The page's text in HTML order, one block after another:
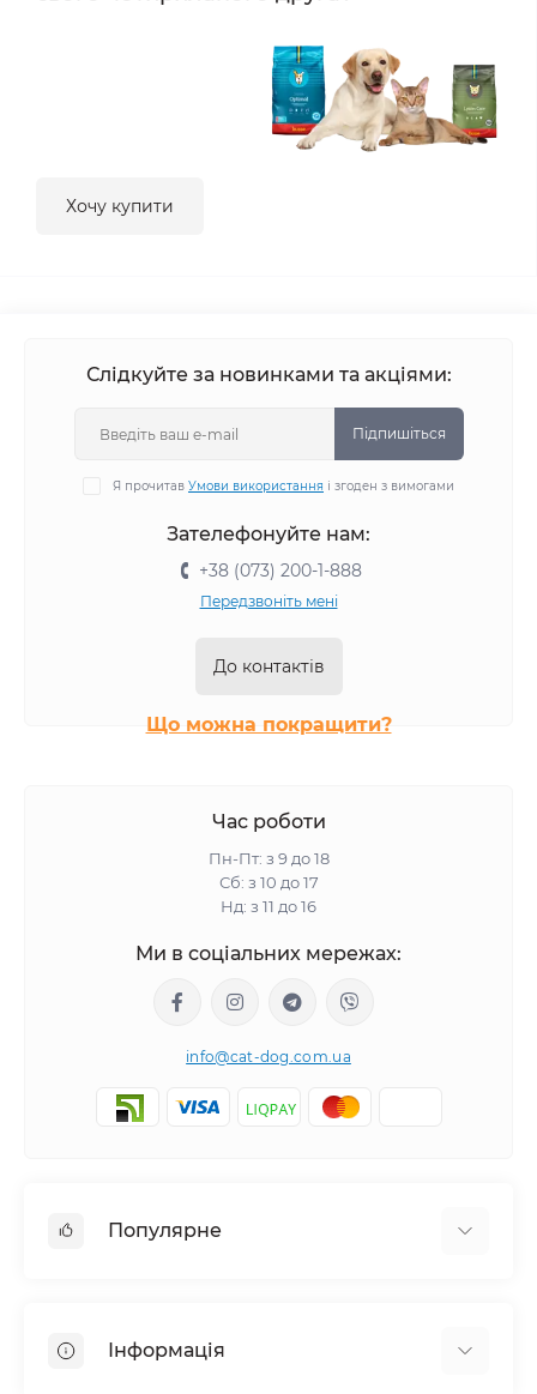
Хочу купити
Слідкуйте за новинками та акціями:
Підпишіться
Я прочитав Умови використання і згоден з вимогами
Зателефонуйте нам:
+38 (073) 200-1-888
Передзвоніть мені
До контактів
Що можна покращити?
Час роботи
Пн-Пт: з 9 до 18
Сб: з 10 до 17
Нд: з 11 до 16
Ми в соціальних мережах:
info@cat-dog.com.ua
Популярне
Вологий корм для котів
Інформація